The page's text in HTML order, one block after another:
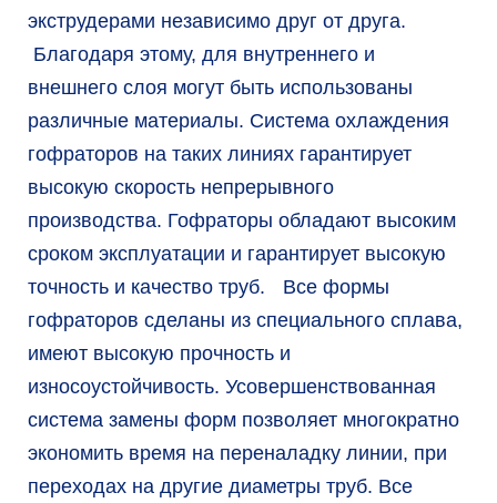
экструдерами независимо друг от друга.
Благодаря этому, для внутреннего и
внешнего слоя могут быть использованы
различные материалы. Система охлаждения
гофраторов на таких линиях гарантирует
высокую скорость непрерывного
производства. Гофраторы обладают высоким
сроком эксплуатации и гарантирует высокую
точность и качество труб. Все формы
гофраторов сделаны из специального сплава,
имеют высокую прочность и
износоустойчивость. Усовершенствованная
система замены форм позволяет многократно
экономить время на переналадку линии, при
переходах на другие диаметры труб. Все